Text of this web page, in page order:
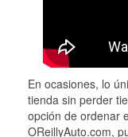
En ocasiones, lo
tienda sin perder
opción de ordenar
OReillyAuto.com,